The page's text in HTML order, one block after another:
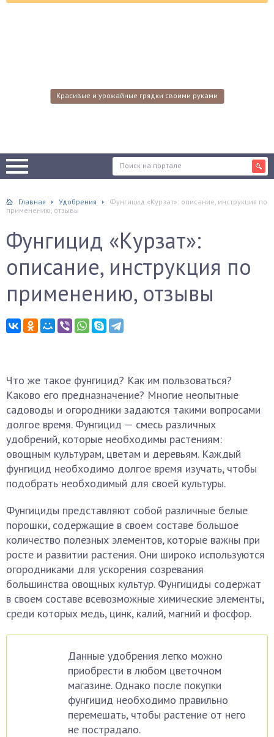
Красивые и урожайные грядки своими руками
Главная Удобрения
Фунгицид «Курзат»: описание, инструкция по
применению, отзывы
Фунгицид «Курзат»:
описание, инструкция по
применению, отзывы
Что же такое фунгицид? Как им пользоваться?
Каково его предназначение? Многие неопытные
садоводы и огородники задаются такими вопросами
долгое время. Фунгицид — смесь различных
удобрений, которые необходимы растениям:
овощным культурам, цветам и деревьям. Каждый
фунгицид необходимо долгое время изучать, чтобы
подобрать необходимый для своей культуры.
Фунгициды представляют собой различные белые
порошки, содержащие в своем составе большое
количество полезных элементов, которые важны при
росте и развитии растения. Они широко используются
огородниками для ускорения созревания
большинства овощных культур. Фунгициды содержат
в своем составе всевозможные химические элементы,
среди которых медь, цинк, калий, магний и фосфор.
Данные удобрения легко можно
приобрести в любом цветочном
магазине. Однако после покупки
фунгицид необходимо правильно
перемешать, чтобы растение от него
не пострадало.